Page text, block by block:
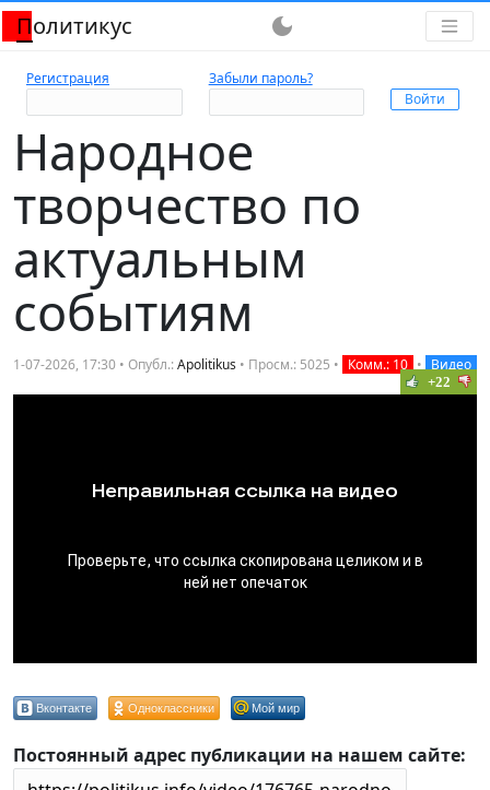
Политикус dark_mode
Регистрация Забыли пароль?
Народное
творчество по
актуальным
событиям
1-07-2026, 17:30 • Опубл.:Apolitikus • Просм.: 5025 • Комм.: 10 • Видео
+22
Вконтакте Одноклассники Мой мир
Постоянный адрес публикации на нашем сайте: